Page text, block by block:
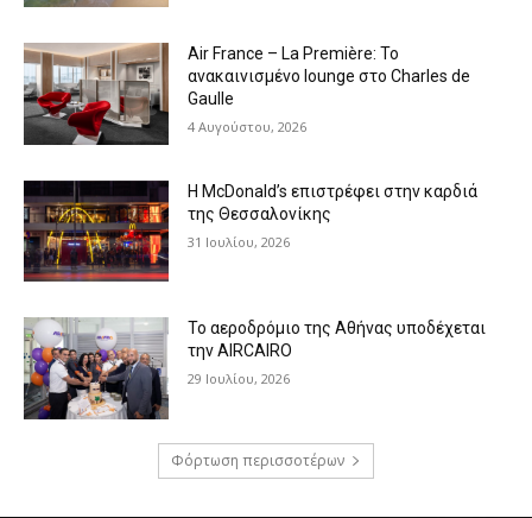
Air France – La Première: Το
ανακαινισμένο lounge στο Charles de
Gaulle
4 Αυγούστου, 2026
Η McDonald’s επιστρέφει στην καρδιά
της Θεσσαλονίκης
31 Ιουλίου, 2026
Το αεροδρόμιο της Αθήνας υποδέχεται
την AIRCAIRO
29 Ιουλίου, 2026
Φόρτωση περισσοτέρων